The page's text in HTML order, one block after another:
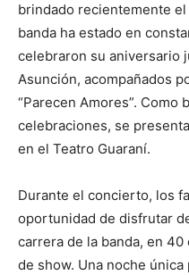
brindado recientemente
banda ha estado en
celebraron su aniversario
Asunción, acompañados
“Parecen Amores”. Como
celebraciones, se
en el Teatro Guaraní.
Durante el concierto, los
oportunidad de disfrutar
carrera de la banda, en
de show. Una noche